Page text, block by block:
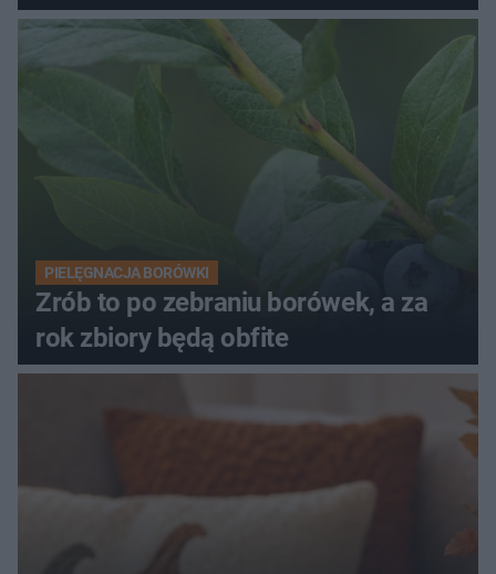
PIELĘGNACJA BORÓWKI
Zrób to po zebraniu borówek, a za
rok zbiory będą obfite